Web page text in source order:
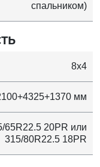
спальником)
8x4
мм
65R22.5 20PR или
315/80R22.5 18PR